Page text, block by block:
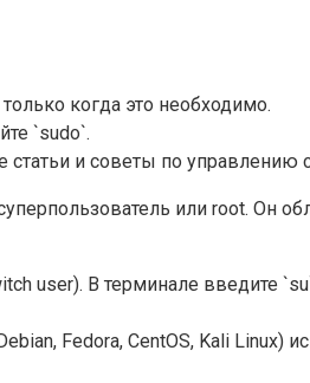
когда это необходимо.
`sudo`.
статьи и советы по управлению
или root. Он
user). В терминале введите
Fedora, CentOS, Kali Linux)